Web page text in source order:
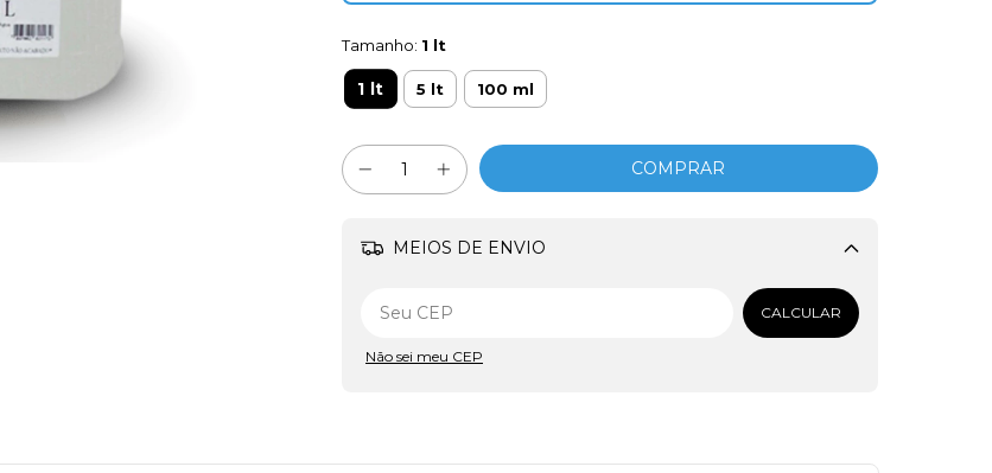
Tamanho: 1 lt
1 lt 5 lt 100 ml
MEIOS DE ENVIO
Alterar CEP
CALCULAR
Não sei meu CEP